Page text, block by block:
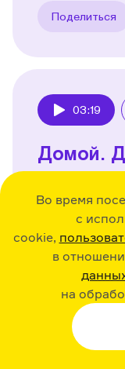
Во время
с
cookie,
в
на
Поделиться
03:19
Домой.
01:43 Дома
Поделиться
вам